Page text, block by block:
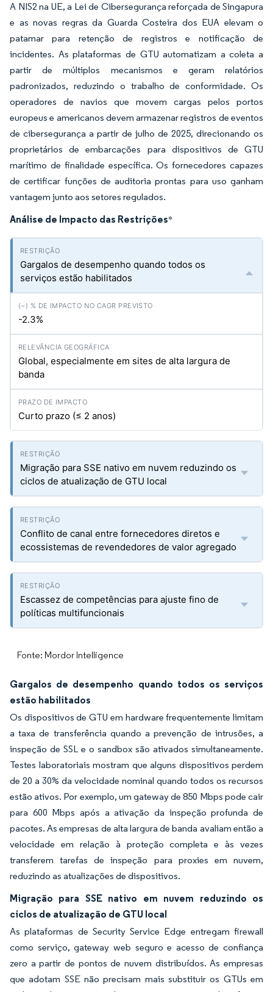
A NIS2 na UE, a Lei de Cibersegurança reforçada de Singapura
e as novas regras da Guarda Costeira dos EUA elevam o
patamar para retenção de registros e notificação de
incidentes. As plataformas de GTU automatizam a coleta a
partir de múltiplos mecanismos e geram relatórios
padronizados, reduzindo o trabalho de conformidade. Os
operadores de navios que movem cargas pelos portos
europeus e americanos devem armazenar registros de eventos
de cibersegurança a partir de julho de 2025, direcionando os
proprietários de embarcações para dispositivos de GTU
marítimo de finalidade específica. Os fornecedores capazes
de certificar funções de auditoria prontas para uso ganham
vantagem junto aos setores regulados.
Análise de Impacto das Restrições*
Gargalos de desempenho quando todos os
serviços estão habilitados
-2.3%
Global, especialmente em sites de alta largura de
banda
Curto prazo (≤ 2 anos)
Migração para SSE nativo em nuvem reduzindo os
ciclos de atualização de GTU local
Conflito de canal entre fornecedores diretos e
ecossistemas de revendedores de valor agregado
Escassez de competências para ajuste fino de
políticas multifuncionais
Fonte: Mordor Intelligence
Gargalos de desempenho quando todos os serviços
estão habilitados
Os dispositivos de GTU em hardware frequentemente limitam
a taxa de transferência quando a prevenção de intrusões, a
inspeção de SSL e o sandbox são ativados simultaneamente.
Testes laboratoriais mostram que alguns dispositivos perdem
de 20 a 30% da velocidade nominal quando todos os recursos
estão ativos. Por exemplo, um gateway de 850 Mbps pode cair
para 600 Mbps após a ativação da inspeção profunda de
pacotes. As empresas de alta largura de banda avaliam então a
velocidade em relação à proteção completa e às vezes
transferem tarefas de inspeção para proxies em nuvem,
reduzindo as atualizações de dispositivos.
Migração para SSE nativo em nuvem reduzindo os
ciclos de atualização de GTU local
As plataformas de Security Service Edge entregam firewall
como serviço, gateway web seguro e acesso de confiança
zero a partir de pontos de nuvem distribuídos. As empresas
que adotam SSE não precisam mais substituir os GTUs em